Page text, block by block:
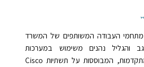
העבודה המשותפים של המשרד
והגליל נהנים משימוש במערכות
Videoconferencing מתקדמות, המבוססות על תשתיות Cisco